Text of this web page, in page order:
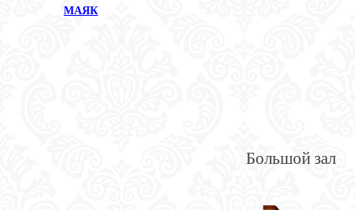
МАЯК
Большой зал